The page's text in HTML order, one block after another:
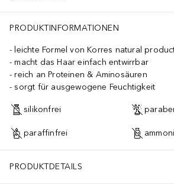
PRODUKTINFORMATIONEN
leichte Formel von Korres natural
macht das Haar einfach entwirrbar
reich an Proteinen & Aminosäuren
sorgt für ausgewogene Feuchtigkeit
silikonfrei
paraffinfrei
PRODUKTDETAILS